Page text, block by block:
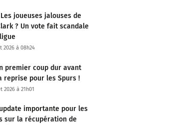
Les joueuses jalouses de
? Un vote fait scandale
2026 à 08h24
premier coup dur avant
reprise pour les Spurs !
2026 à 21h01
importante pour les
sur la récupération de